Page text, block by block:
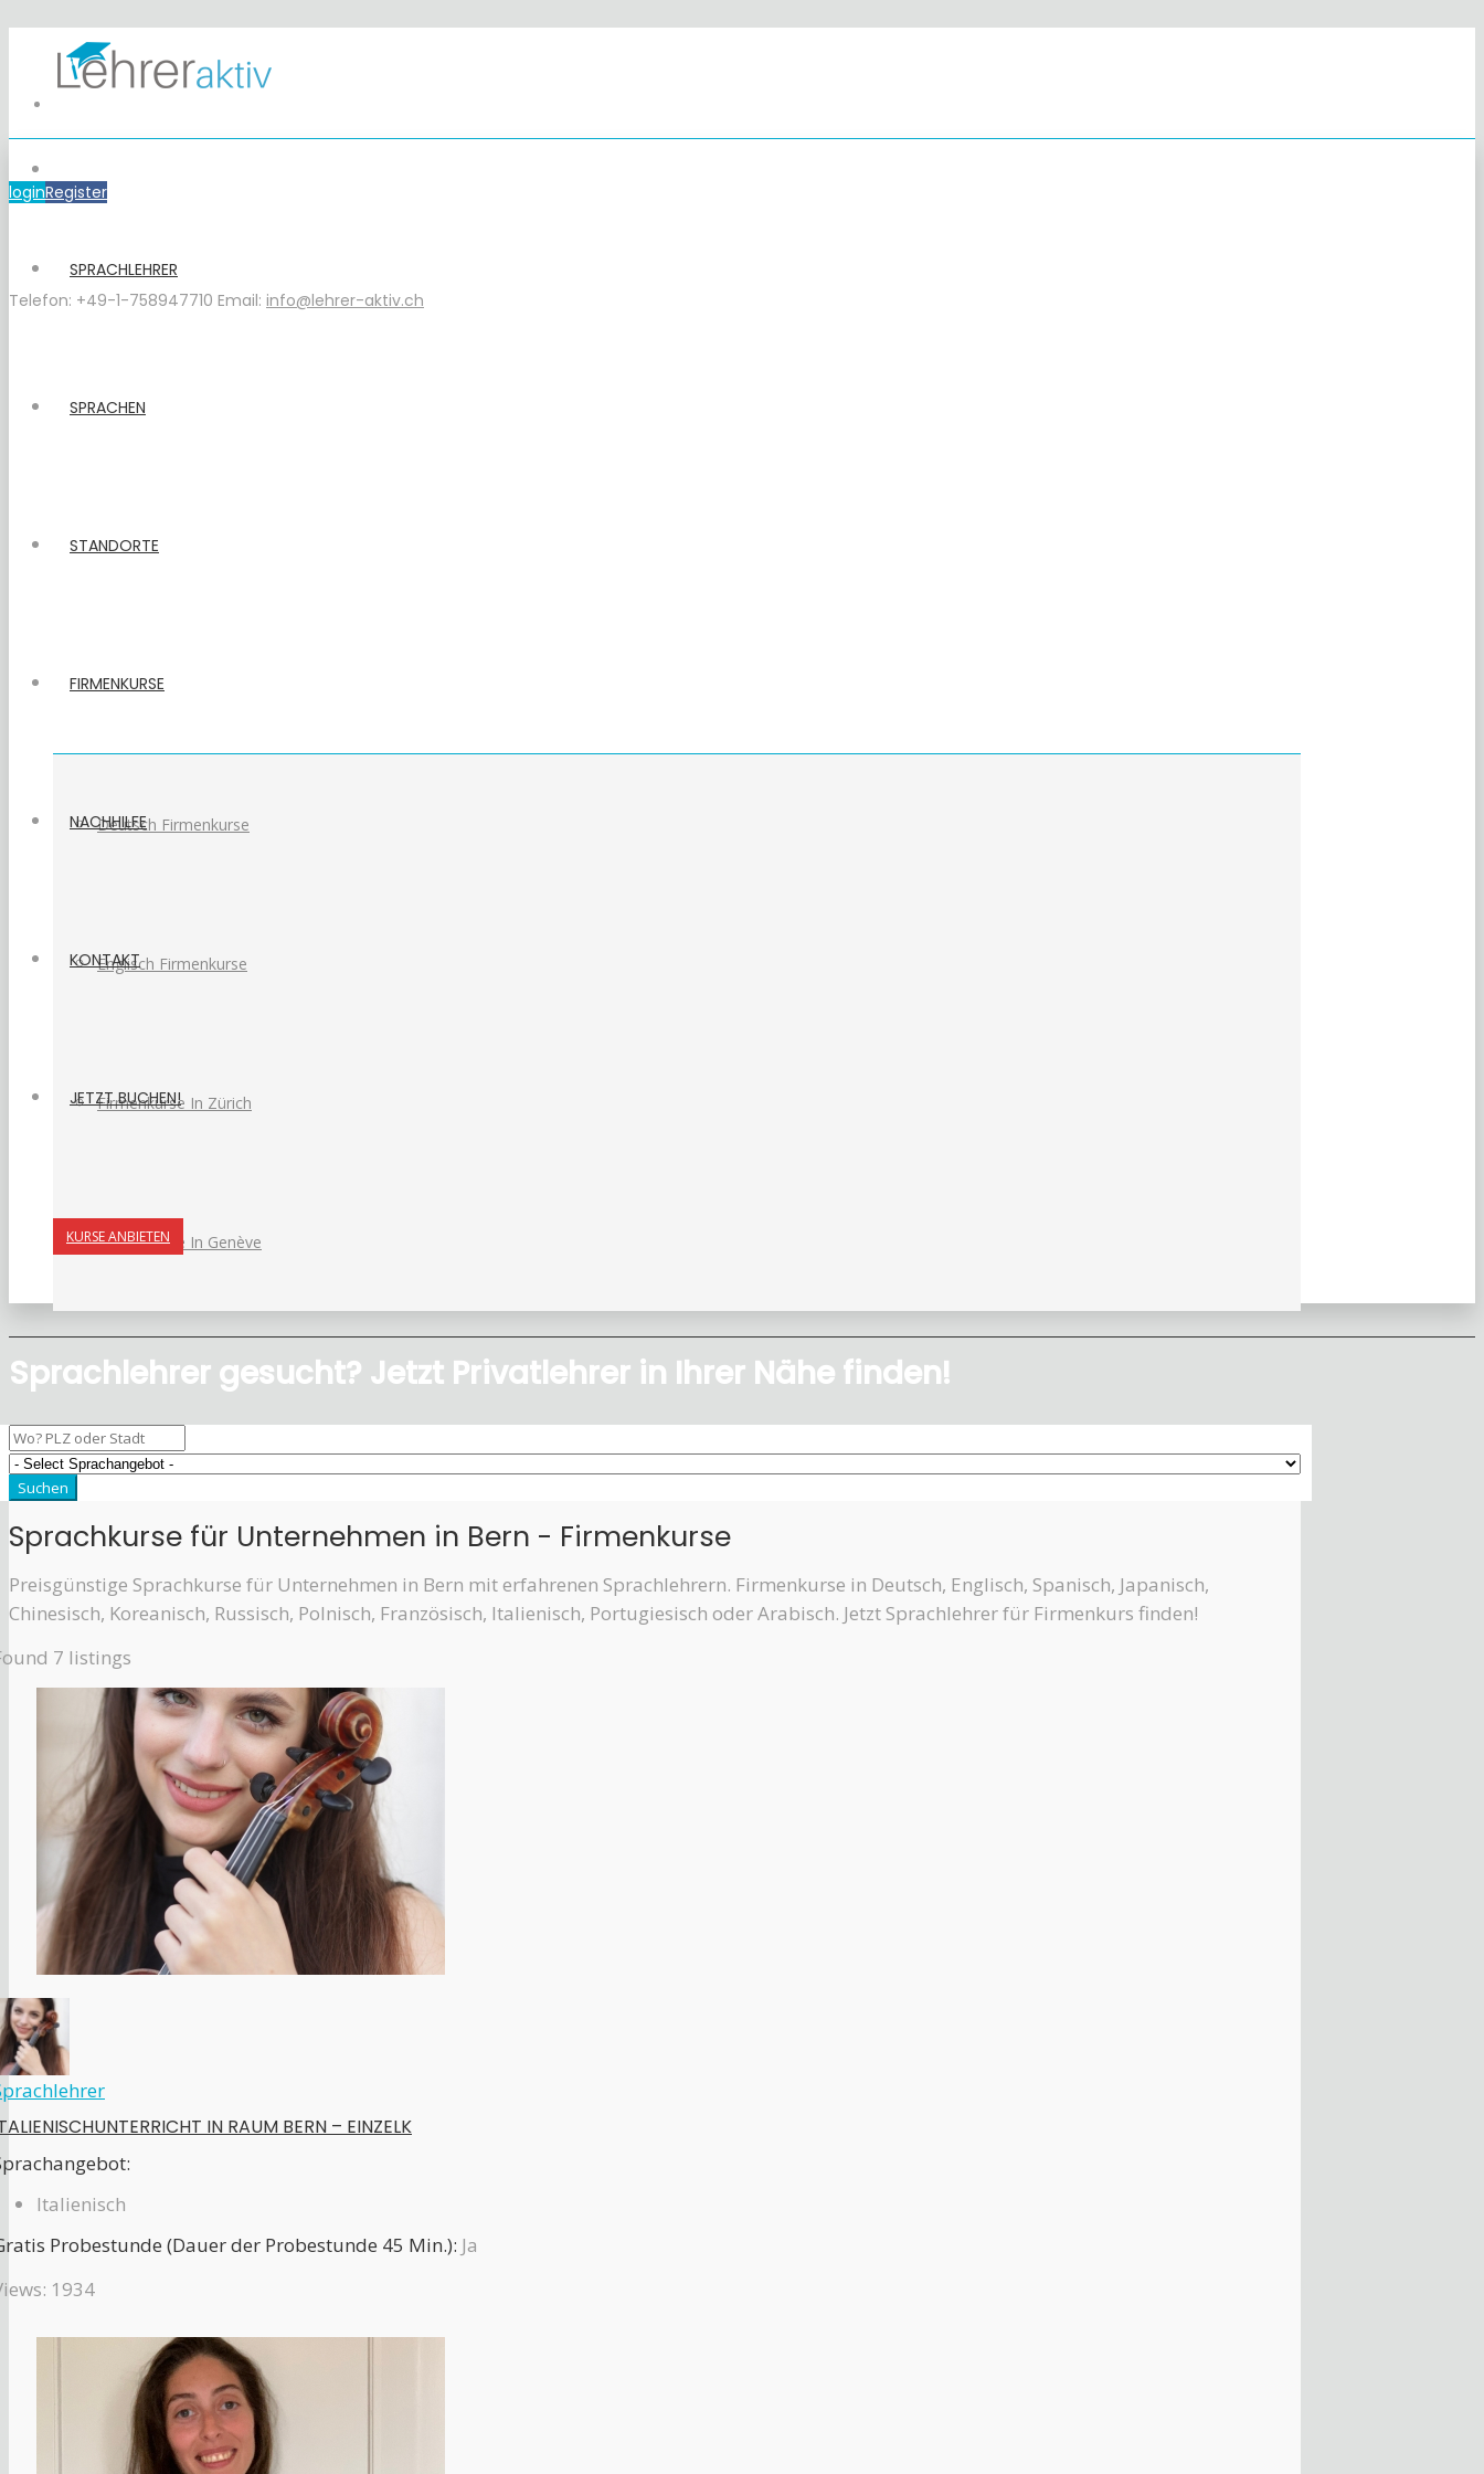
loginRegister
Telefon: +49-1-758947710 Email: info@lehrer-aktiv.ch
SPRACHLEHRER
SPRACHEN
STANDORTE
FIRMENKURSE
Deutsch Firmenkurse
Englisch Firmenkurse
Firmenkurse In Zürich
Firmenkurse In Genève
NACHHILFE
KONTAKT
JETZT BUCHEN!
KURSE ANBIETEN
Sprachlehrer gesucht? Jetzt Privatlehrer in Ihrer Nähe finden!
Sprachkurse für Unternehmen in Bern - Firmenkurse
Preisgünstige Sprachkurse für Unternehmen in Bern mit erfahrenen Sprachlehrern. Firmenkurse in Deutsch, Englisch, Spanisch, Japanisch,
Chinesisch, Koreanisch, Russisch, Polnisch, Französisch, Italienisch, Portugiesisch oder Arabisch. Jetzt Sprachlehrer für Firmenkurs finden!
7 listings
IN RAUM BERN – EINZELK
Italienisch
Probestunde (Dauer der Probestunde 45 Min.): Ja
1934